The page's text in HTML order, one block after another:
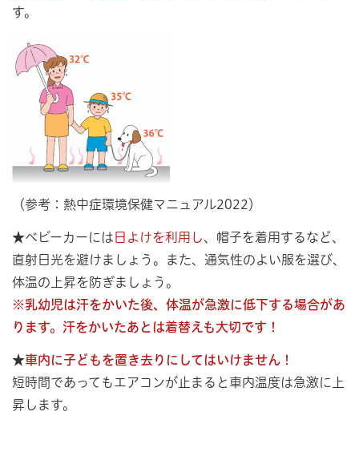
す。
（参考：熱中症環境保健マニュアル2022）
★ベビーカーには 日よけを利用し、帽子を着用するなど、
直射日光を避けましょう。また、通気性のよい服を選び、
体温の上昇を防ぎましょう。
※乳幼児は汗をかいた後、体温が急激に低下する場合があ
ります。汗をかいたあとは着替えも大切です！
★車内に子どもを置き去りにしてはいけません！
短時間であってもエアコンが止まると車内温度は急激に上
昇します。